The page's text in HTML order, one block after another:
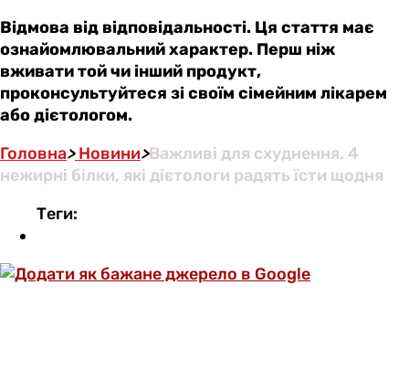
Відмова від відповідальності. Ця стаття має
ознайомлювальний характер. Перш ніж
вживати той чи інший продукт,
проконсультуйтеся зі своїм сімейним лікарем
або дієтологом.
Головна>Новини>Важливі для схуднення. 4
нежирні білки, які дієтологи радять їсти щодня
Теги: